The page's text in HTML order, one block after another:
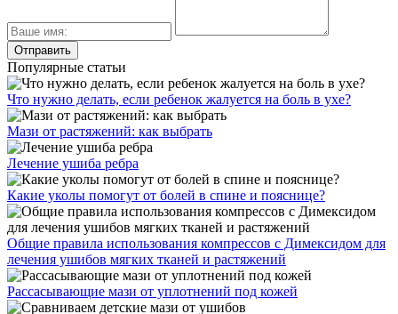
Популярные статьи
Что нужно делать, если ребенок жалуется на боль в ухе?
Мази от растяжений: как выбрать
Лечение ушиба ребра
Какие уколы помогут от болей в спине и пояснице?
Общие правила использования компрессов с Димексидом для
лечения ушибов мягких тканей и растяжений
Рассасывающие мази от уплотнений под кожей